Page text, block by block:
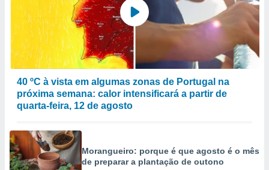
40 ºC à vista em algumas zonas de Portugal na
próxima semana: calor intensificará a partir de
quarta-feira, 12 de agosto
Morangueiro: porque é que agosto é o mês
de preparar a plantação de outono